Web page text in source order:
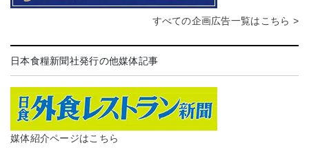
すべての企画広告一覧はこちら >
日本食糧新聞社発行の他媒体記事
媒体紹介ページはこちら